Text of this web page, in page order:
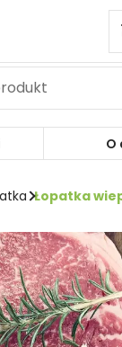
O
Łopatka